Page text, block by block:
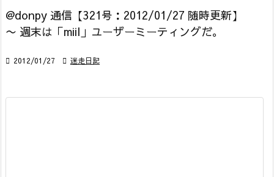
@donpy 通信【321号：2012/01/27 随時更新】
〜 週末は「miil」ユーザーミーティングだ。
 2012/01/27  迷走日記